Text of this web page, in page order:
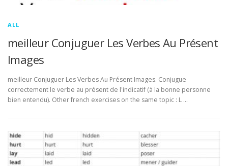
ALL
meilleur Conjuguer Les Verbes Au Présent
Images
meilleur Conjuguer Les Verbes Au Présent Images. Conjugue
correctement le verbe au présent de l'indicatif (à la bonne personne
bien entendu). Other french exercises on the same topic : L …